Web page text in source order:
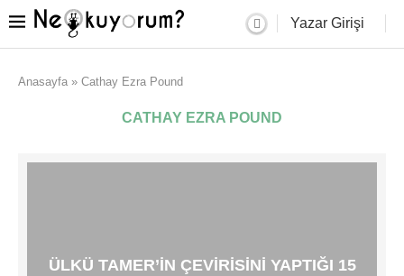
Yazar Girişi
Anasayfa » Cathay Ezra Pound
CATHAY EZRA POUND
ÜLKÜ TAMER’IN ÇEVIRISINI YAPTIĞI 15